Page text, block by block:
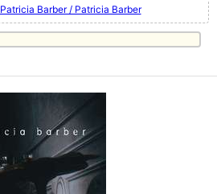
Patricia Barber / Patricia Barber